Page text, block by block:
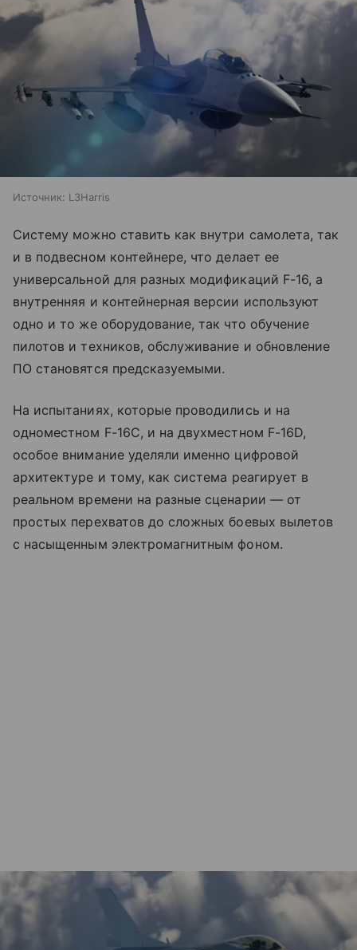
Источник: L3Harris
Систему можно ставить как внутри самолета, так
и в подвесном контейнере, что делает ее
универсальной для разных модификаций F-16, а
внутренняя и контейнерная версии используют
одно и то же оборудование, так что обучение
пилотов и техников, обслуживание и обновление
ПО становятся предсказуемыми.
На испытаниях, которые проводились и на
одноместном F-16C, и на двухместном F-16D,
особое внимание уделяли именно цифровой
архитектуре и тому, как система реагирует в
реальном времени на разные сценарии — от
простых перехватов до сложных боевых вылетов
с насыщенным электромагнитным фоном.